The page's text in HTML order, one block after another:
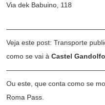
Via dek Babuino, 118
Veja este post:Transporte
como se vai àCastel
Ou este, que conta como se
Roma Pass